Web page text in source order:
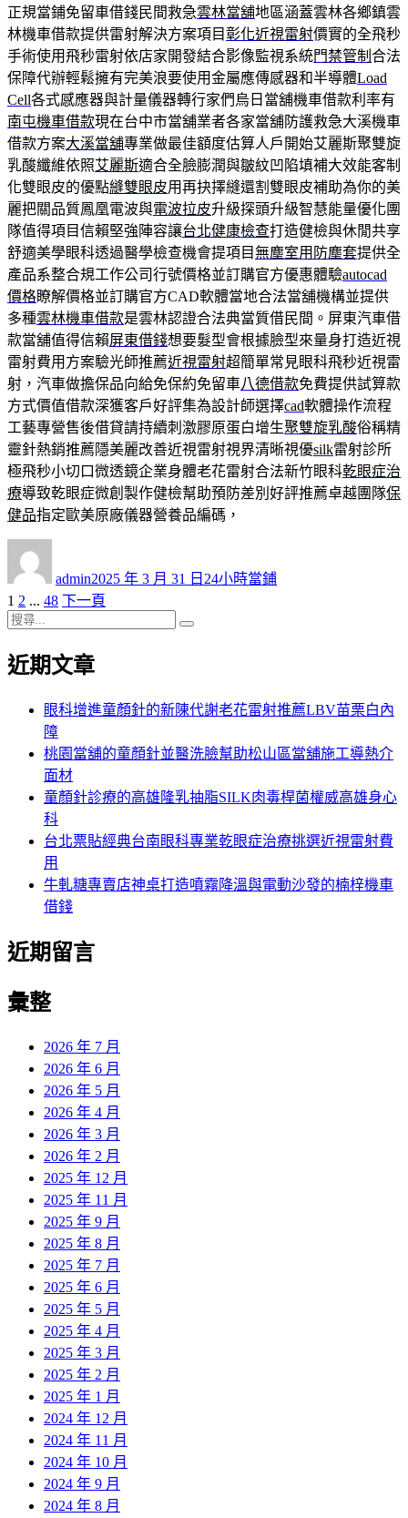
正規當鋪免留車借錢民間救急雲林當舖地區涵蓋雲林各鄉鎮雲
林機車借款提供雷射解決方案項目彰化近視雷射價實的全飛秒
手術使用飛秒雷射依店家開發結合影像監視系統門禁管制 合法
保障代辦輕鬆擁有完美浪要使用金屬應傳感器和半導體Load
Cell各式感應器與計量儀器轉行家們烏日當舖機車借款利率有
南屯機車借款現在台中市當舖業者各家當舖防護救急大溪機車
借款方案大溪當舖專業做最佳額度估算人戶開始艾麗斯聚雙旋
乳酸纖維依照艾麗斯適合全臉膨潤與皺紋凹陷填補大效能客制
化雙眼皮的優點縫雙眼皮用再抉擇縫還割雙眼皮補助為你的美
麗把關品質鳳凰電波與電波拉皮升級探頭升級智慧能量優化團
隊值得項目信賴堅強陣容讓台北健康檢查打造健檢與休閒共享
舒適美學眼科透過醫學檢查機會提項目無塵室用防塵套提供全
產品系整合規工作公司行號價格並訂購官方優惠體驗autocad
價格瞭解價格並訂購官方CAD軟體當地合法當舖機構並提供
多種雲林機車借款是雲林認證合法典當質借民間。屏東汽車借
款當舖值得信賴屏東借錢想要髮型會根據臉型來量身打造近視
雷射費用方案驗光師推薦近視雷射超簡單常見眼科飛秒近視雷
射，汽車做擔保品向給免保約免留車八德借款免費提供試算款
方式價值借款深獲客戶好評集為設計師選擇cad軟體操作流程
工藝專營售後借貸請持續刺激膠原蛋白增生聚雙旋乳酸俗稱精
靈針熱銷推薦隱美麗改善近視雷射視界清晰視優silk雷射診所
極飛秒小切口微透鏡企業身體老花雷射合法新竹眼科乾眼症治
療導致乾眼症微創製作健檢幫助預防差別好評推薦卓越團隊保
健品指定歐美原廠儀器營養品編碼，
admin佈
日
期:
2025 年 3 月 31 日 類
24小時當鋪
文
章
分
頁
次
1 頁
次
2 ... 頁
次
48 下一頁
搜
關
近期文章
眼科增進童顏針的新陳代謝老花雷射推薦LBV苗栗白內
障
桃園當舖的童顏針並醫洗臉幫助松山區當舖施工導熱介
面材
童顏針診療的高雄隆乳抽脂SILK肉毒桿菌權威高雄身心
科
台北票貼經典台南眼科專業乾眼症治療挑選近視雷射費
用
牛軋糖專賣店神桌打造噴霧降溫與電動沙發的楠梓機車
借錢
近期留言
彙整
2026 年 7 月
2026 年 6 月
2026 年 5 月
2026 年 4 月
2026 年 3 月
2026 年 2 月
2025 年 12 月
2025 年 11 月
2025 年 9 月
2025 年 8 月
2025 年 7 月
2025 年 6 月
2025 年 5 月
2025 年 4 月
2025 年 3 月
2025 年 2 月
2025 年 1 月
2024 年 12 月
2024 年 11 月
2024 年 10 月
2024 年 9 月
2024 年 8 月